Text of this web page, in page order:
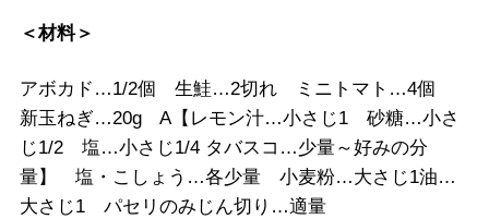
＜材料＞
アボカド…1/2個 生鮭…2切れ ミニトマト…4個
新玉ねぎ…20g A【レモン汁…小さじ1 砂糖…小さ
じ1/2 塩…小さじ1/4 タバスコ…少量～好みの分
量】 塩・こしょう…各少量 小麦粉…大さじ1油…
大さじ1 パセリのみじん切り…適量